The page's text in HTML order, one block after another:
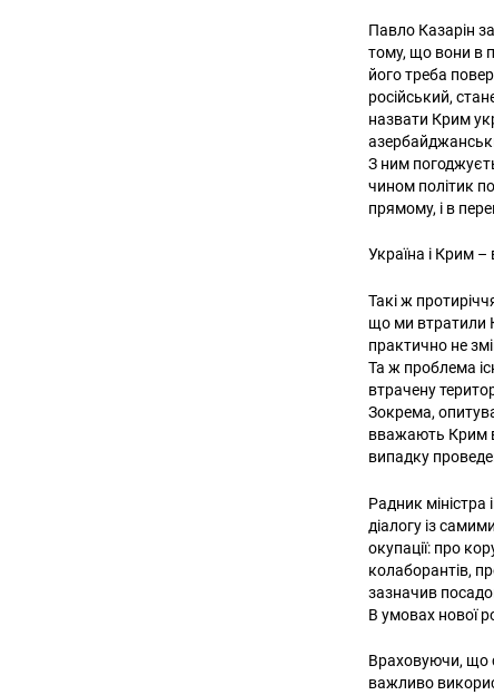
Павло Казарін
тому, що вони в
його треба
російський,
назвати Крим
З ним
чином політик
прямому, і в
Україна і Крим –
Такі ж
що ми втратили
практично не
Та ж проблема
втрачену
Зокрема,
вважають Крим
випадку
Радник
діалогу із
окупації: про
колаборантів,
зазначив
В умовах нової
Враховуючи, що
важливо